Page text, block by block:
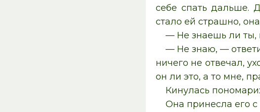
себе спать дальше.
стало ей страшно,
— Не знаешь ли ты,
— Не знаю, —
ничего не отвечал,
он ли это, а то мне,
Кинулась
Она принесла его с